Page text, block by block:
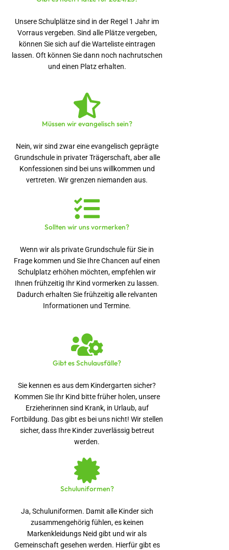
Unsere Schulplätze sind in der Regel 1 Jahr im
Vorraus vergeben. Sind alle Plätze vergeben,
können Sie sich auf die Warteliste eintragen
lassen. Oft können Sie dann noch nachrutschen
und einen Platz erhalten.
Müssen wir evangelisch sein?
Nein, wir sind zwar eine evangelisch geprägte
Grundschule in privater Trägerschaft, aber alle
Konfessionen sind bei uns willkommen und
vertreten. Wir grenzen niemanden aus.
Sollten wir uns vormerken?
Wenn wir als private Grundschule für Sie in
Frage kommen und Sie Ihre Chancen auf einen
Schulplatz erhöhen möchten, empfehlen wir
Ihnen frühzeitig Ihr Kind vormerken zu lassen.
Dadurch erhalten Sie frühzeitig alle relvanten
Informationen und Termine.
Gibt es Schulausfälle?
Sie kennen es aus dem Kindergarten sicher?
Kommen Sie Ihr Kind bitte früher holen, unsere
Erzieherinnen sind Krank, in Urlaub, auf
Fortbildung. Das gibt es bei uns nicht! Wir stellen
sicher, dass Ihre Kinder zuverlässig betreut
werden.
Schuluniformen?
Ja, Schuluniformen. Damit alle Kinder sich
zusammengehörig fühlen, es keinen
Markenkleidungs Neid gibt und wir als
Gemeinschaft gesehen werden. Hierfür gibt es